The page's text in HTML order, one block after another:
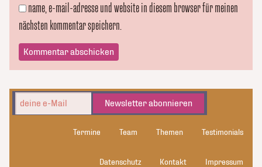
name, e-mail-adresse und website in diesem browser für meinen
nächsten kommentar speichern.
Newsletter abonnieren
Termine Team Themen Testimonials
Datenschutz Kontakt Impressum